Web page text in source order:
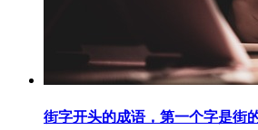
街字开头的成语，第一个字是街